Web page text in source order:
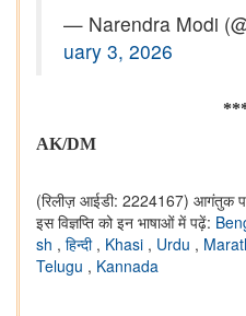
— Narendra Modi
uary 3, 2026
AK/DM
(रिलीज़ आईडी: 2224167) आगंतुक
इस विज्ञप्ति को इन भाषाओं में पढ़ें:
sh , हिन्दी , Khasi , Urdu ,
Telugu , Kannada